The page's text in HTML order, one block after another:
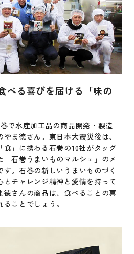
べる喜びを届ける「味の
で水産加工品の商品開発・製造
ま徳さん。東日本大震災後は、
」に携わる石巻の10社がタッグ
石巻うまいものマルシェ」のメ
。石巻の新しいうまいものづく
とチャレンジ精神と愛情を持って
徳さんの商品は、食べることの喜
ことでしょう。